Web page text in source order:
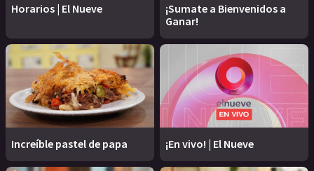
Horarios | El Nueve
¡Sumate a Bienvenidos a
Ganar!
Increíble pastel de papa ¡En vivo! | El Nueve